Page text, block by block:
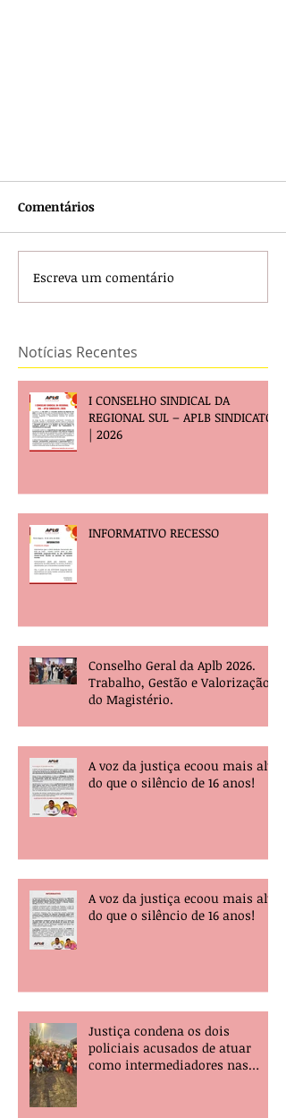
Comentários
Escreva um comentário
Notícias Recentes
I CONSELHO SINDICAL DA
REGIONAL SUL – APLB SINDICATO
| 2026
INFORMATIVO RECESSO
Conselho Geral da Aplb 2026.
Trabalho, Gestão e Valorização
do Magistério.
A voz da justiça ecoou mais alta
do que o silêncio de 16 anos!
A voz da justiça ecoou mais alta
do que o silêncio de 16 anos!
Justiça condena os dois
policiais acusados de atuar
como intermediadores nas